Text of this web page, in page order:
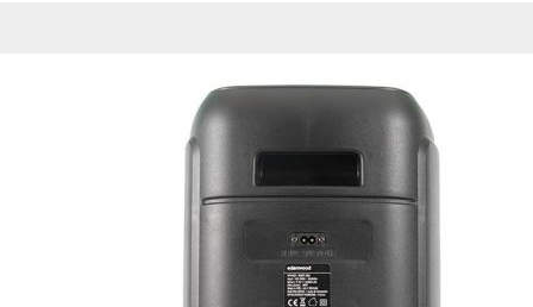
Cookies
Nuestros partners
publicidad estará